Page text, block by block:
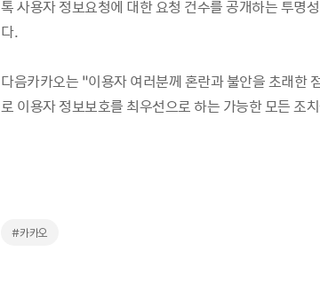
톡 사용자 정보요청에 대한 요청 건수를 공개하는 투명
다.
다음카카오는 “이용자 여러분께 혼란과 불안을 초래한
로 이용자 정보보호를 최우선으로 하는 가능한 모든 조
#카카오